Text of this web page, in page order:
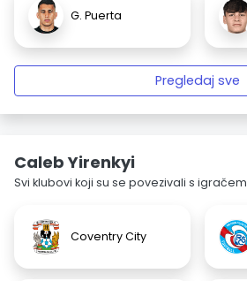
G. Puerta
Pregledaj sve
Caleb Yirenkyi
Svi klubovi koji su se povezivali s igračem
Coventry City